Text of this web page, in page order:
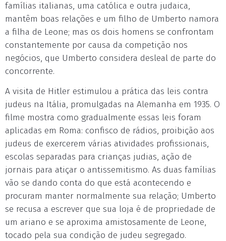
famílias italianas, uma católica e outra judaica,
mantêm boas relações e um filho de Umberto namora
a filha de Leone; mas os dois homens se confrontam
constantemente por causa da competição nos
negócios, que Umberto considera desleal de parte do
concorrente.
A visita de Hitler estimulou a prática das leis contra
judeus na Itália, promulgadas na Alemanha em 1935. O
filme mostra como gradualmente essas leis foram
aplicadas em Roma: confisco de rádios, proibição aos
judeus de exercerem várias atividades profissionais,
escolas separadas para crianças judias, ação de
jornais para atiçar o antissemitismo. As duas famílias
vão se dando conta do que está acontecendo e
procuram manter normalmente sua relação; Umberto
se recusa a escrever que sua loja é de propriedade de
um ariano e se aproxima amistosamente de Leone,
tocado pela sua condição de judeu segregado.